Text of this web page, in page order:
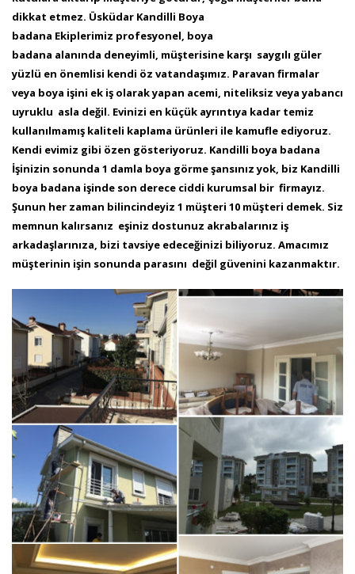
dikkat etmez. Üsküdar Kandilli Boya
badana Ekiplerimiz profesyonel, boya
badana alanında deneyimli, müşterisine karşı saygılı güler
yüzlü en önemlisi kendi öz vatandaşımız. Paravan firmalar
veya boya işini ek iş olarak yapan acemi, niteliksiz veya yabancı
uyruklu asla değil. Evinizi en küçük ayrıntıya kadar temiz
kullanılmamış kaliteli kaplama ürünleri ile kamufle ediyoruz.
Kendi evimiz gibi özen gösteriyoruz. Kandilli boya badana
İşinizin sonunda 1 damla boya görme şansınız yok, biz Kandilli
boya badana işinde son derece ciddi kurumsal bir firmayız.
Şunun her zaman bilincindeyiz 1 müşteri 10 müşteri demek. Siz
memnun kalırsanız eşiniz dostunuz akrabalarınız iş
arkadaşlarınıza, bizi tavsiye edeceğinizi biliyoruz. Amacımız
müşterinin işin sonunda parasını değil güvenini kazanmaktır.